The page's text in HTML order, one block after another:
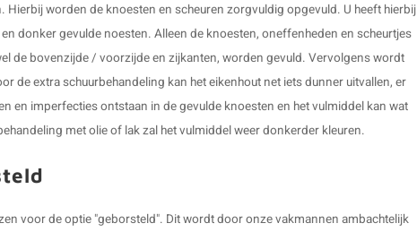
Hierbij worden de knoesten en scheuren zorgvuldig opgevuld. U heeft hierbij
donker gevulde noesten. Alleen de knoesten, oneffenheden en scheurtjes
de bovenzijde / voorzijde en zijkanten, worden gevuld. Vervolgens wordt
de extra schuurbehandeling kan het eikenhout net iets dunner uitvallen, er
en imperfecties ontstaan in de gevulde knoesten en het vulmiddel kan wat
met olie of lak zal het vulmiddel weer donkerder kleuren.
voor de optie "geborsteld". Dit wordt door onze vakmannen ambachtelijk